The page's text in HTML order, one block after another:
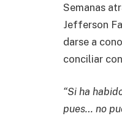
Semanas
Jefferson
darse a
conciliar
“Si ha
pues… no